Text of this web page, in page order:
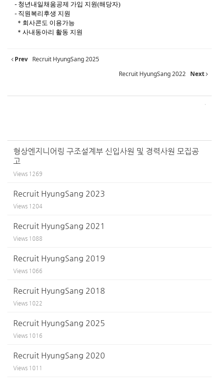
- 청년내일채움공제 가입 지원(해당자)
- 직원복리후생 지원
＊회사콘도 이용가능
＊사내동아리 활동 지원
Prev Recruit HyungSang 2025
Recruit HyungSang 2022 Next
형상엔지니어링 구조설계부 신입사원 및 경력사원 모집공
고
Views 1269
Recruit HyungSang 2023
Views 1204
Recruit HyungSang 2021
Views 1088
Recruit HyungSang 2019
Views 1066
Recruit HyungSang 2018
Views 1022
Recruit HyungSang 2025
Views 1016
Recruit HyungSang 2020
Views 1011